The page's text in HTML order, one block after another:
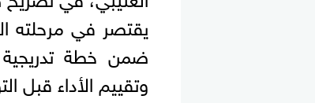
يقتصر في مرحلته
ضمن خطة تدريجية
وتقييم الأداء قبل